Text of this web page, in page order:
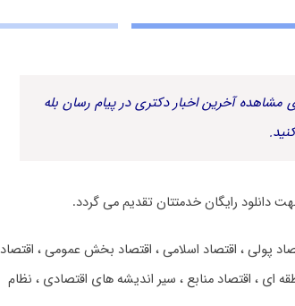
مشاهده آخرین اخبار دکتری در پیام رسان بله
رایگان خدمتتان تقدیم می گردد.
پولی ، اقتصاد اسلامی ، اقتصاد بخش عمومی ، اقتصاد
ای ، اقتصاد منابع ، سیر اندیشه های اقتصادی ، نظام